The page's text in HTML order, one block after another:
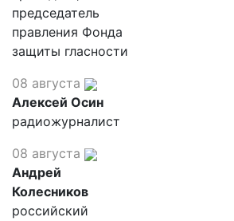
председатель
правления Фонда
защиты гласности
08 августа
Алексей Осин
радиожурналист
08 августа
Андрей
Колесников
российский